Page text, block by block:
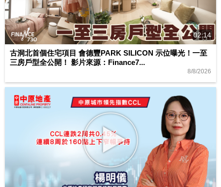
02:14
古洞北首個住宅項目 會德豐PARK SILICON 示位曝光！一至
三房戶型全公開！ 影片來源：Finance7...
8/8/2026